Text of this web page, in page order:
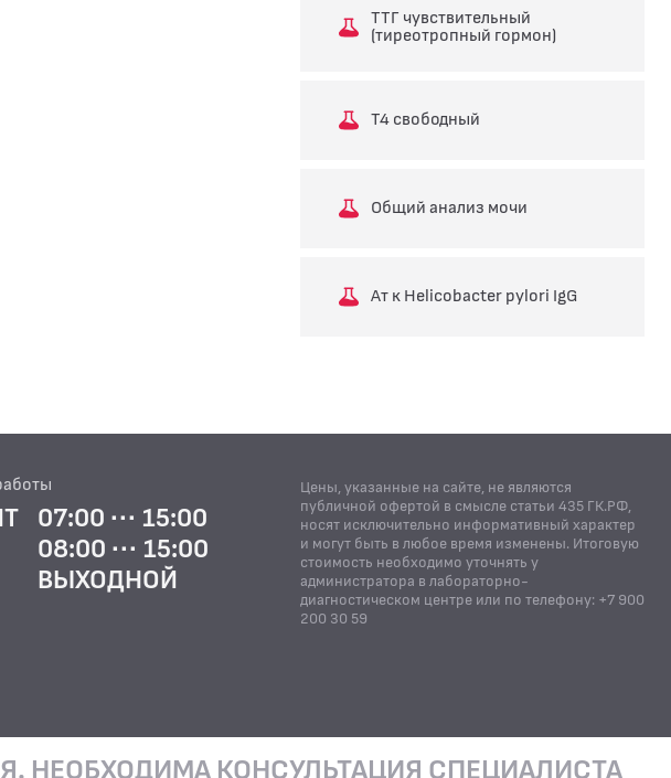
ТТГ чувствительный
(тиреотропный гормон)
Т4 свободный
Общий анализ мочи
Ат к Helicobacter pylori IgG
07:00 ··· 15:00
08:00 ··· 15:00
ВЫХОДНОЙ
Цены, указанные на сайте, не являются
публичной офертой в смысле статьи 435 ГК.РФ,
носят исключительно информативный характер
и могут быть в любое время изменены. Итоговую
стоимость необходимо уточнять у
администратора в лабораторно-
диагностическом центре или по телефону: +7 900
200 30 59
НЕОБХОДИМА КОНСУЛЬТАЦИЯ СПЕЦИАЛИСТА